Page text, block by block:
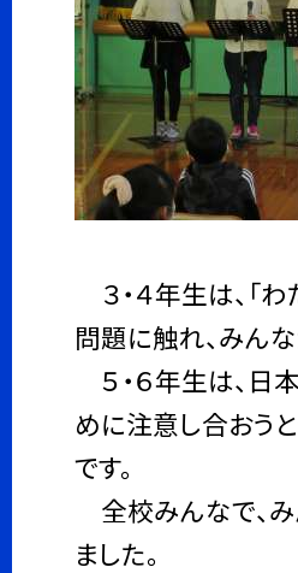
３・４年生は、「
問題に触れ、みん
５・６年生は、日
めに注意し合おう
です。
全校みんなで、
ました。